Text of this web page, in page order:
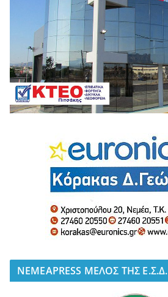
NEMEAPRESS ΜΕΛΟΣ ΤΗΣ Ε.Σ.Δ.